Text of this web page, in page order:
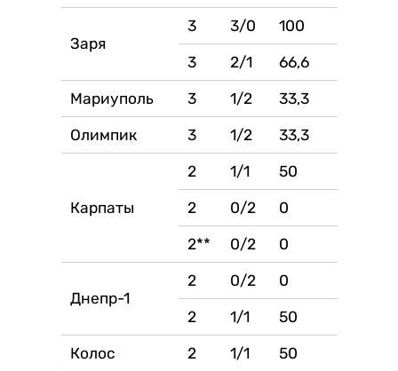
Заря
3 3/0 100
3 2/1 66,6
Мариуполь 3 1/2 33,3
Олимпик 3 1/2 33,3
Карпаты
2 1/1 50
2 0/2 0
2** 0/2 0
Днепр-1
2 0/2 0
2 1/1 50
Колос 2 1/1 50